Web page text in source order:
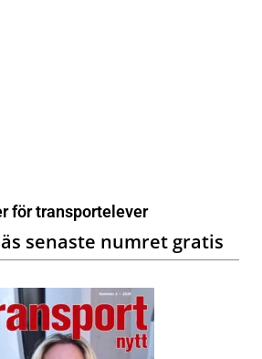
för transportelever
senaste numret gratis